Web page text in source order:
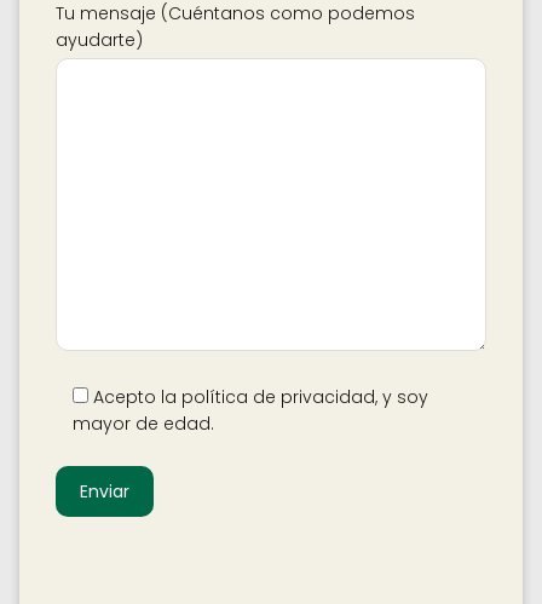
Tu mensaje (Cuéntanos como podemos
ayudarte)
Acepto la política de privacidad, y soy
mayor de edad.